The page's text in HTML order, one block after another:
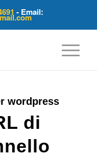
- Email:
wordpress
di